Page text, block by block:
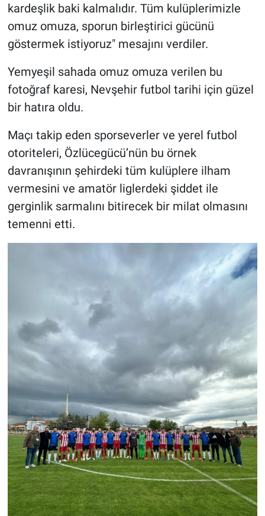
kardeşlik baki kalmalıdır. Tüm kulüplerimizle
omuz omuza, sporun birleştirici gücünü
göstermek istiyoruz" mesajını verdiler.
Yemyeşil sahada omuz omuza verilen bu
fotoğraf karesi, Nevşehir futbol tarihi için güzel
bir hatıra oldu.
Maçı takip eden sporseverler ve yerel futbol
otoriteleri, Özlücegücü’nün bu örnek
davranışının şehirdeki tüm kulüplere ilham
vermesini ve amatör liglerdeki şiddet ile
gerginlik sarmalını bitirecek bir milat olmasını
temenni etti.